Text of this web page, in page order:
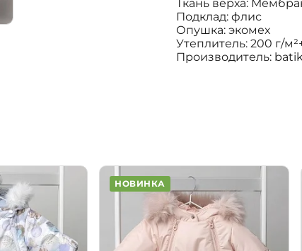
Ткань верха:
Подклад: флис
Опушка: экомех
Утеплитель: 200 г/
Производитель:
НОВИНКА